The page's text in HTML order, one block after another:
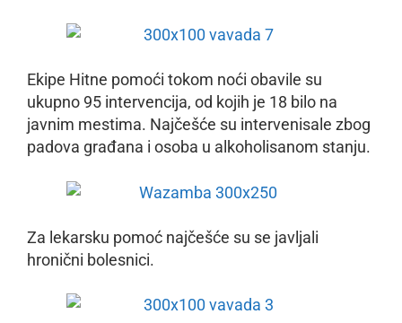
Ekipe Hitne pomoći tokom noći obavile su
ukupno 95 intervencija, od kojih je 18 bilo na
javnim mestima. Najčešće su intervenisale zbog
padova građana i osoba u alkoholisanom stanju.
Za lekarsku pomoć najčešće su se javljali
hronični bolesnici.